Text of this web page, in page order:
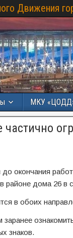
Движения
МКУ
окончания
районе дома 26
в обоих
знаков.